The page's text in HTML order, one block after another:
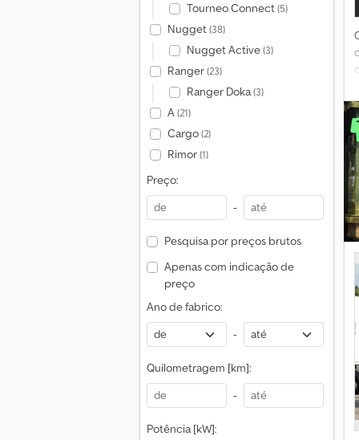
Tourneo Connect(5)
Nugget(38)
Nugget Active(3)
Ranger(23)
Ranger Doka(3)
A(21)
Cargo(2)
Rimor(1)
Preço:
-
Pesquisa por preços brutos
Apenas com indicação de
preço
Ano de fabrico:
-
Quilometragem [km]:
-
Potência [kW]: